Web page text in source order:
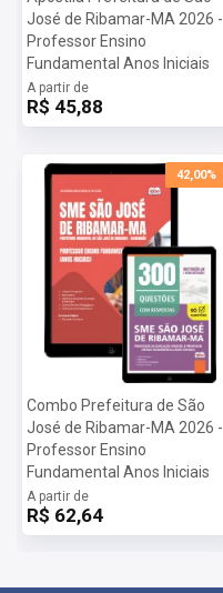
José de Ribamar-MA 2026 -
Professor Ensino
Fundamental Anos Iniciais
A partir de
R$ 45,88
42,00%
Combo Prefeitura de São
José de Ribamar-MA 2026 -
Professor Ensino
Fundamental Anos Iniciais
A partir de
R$ 62,64